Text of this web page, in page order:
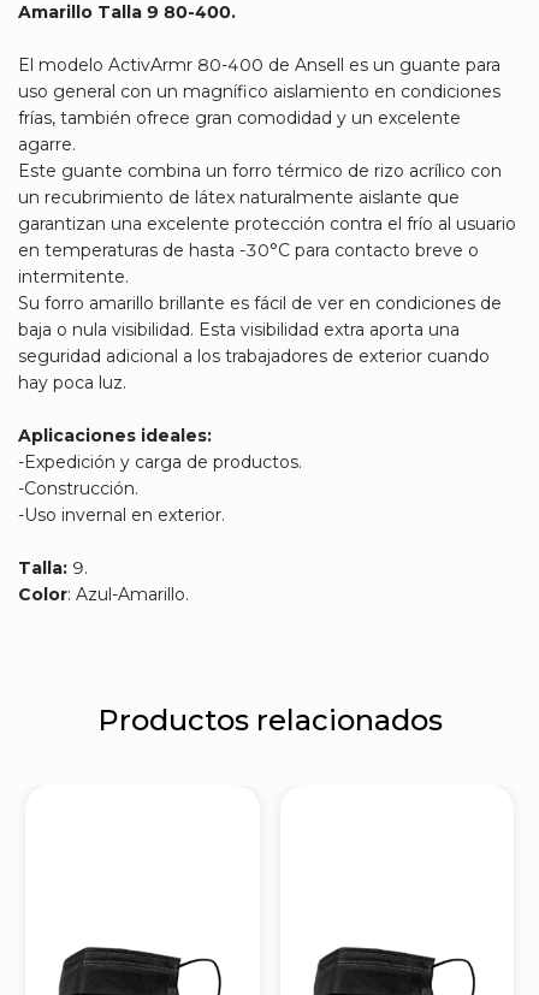
Amarillo Talla 9 80-400.
El modelo ActivArmr 80-400 de Ansell es un guante para
uso general con un magnífico aislamiento en condiciones
frías, también ofrece gran comodidad y un excelente
agarre.
Este guante combina un forro térmico de rizo acrílico con
un recubrimiento de látex naturalmente aislante que
garantizan una excelente protección contra el frío al usuario
en temperaturas de hasta -30°C para contacto breve o
intermitente.
Su forro amarillo brillante es fácil de ver en condiciones de
baja o nula visibilidad. Esta visibilidad extra aporta una
seguridad adicional a los trabajadores de exterior cuando
hay poca luz.
Aplicaciones ideales:
-Expedición y carga de productos.
-Construcción.
-Uso invernal en exterior.
Talla: 9.
Color: Azul-Amarillo.
Productos relacionados